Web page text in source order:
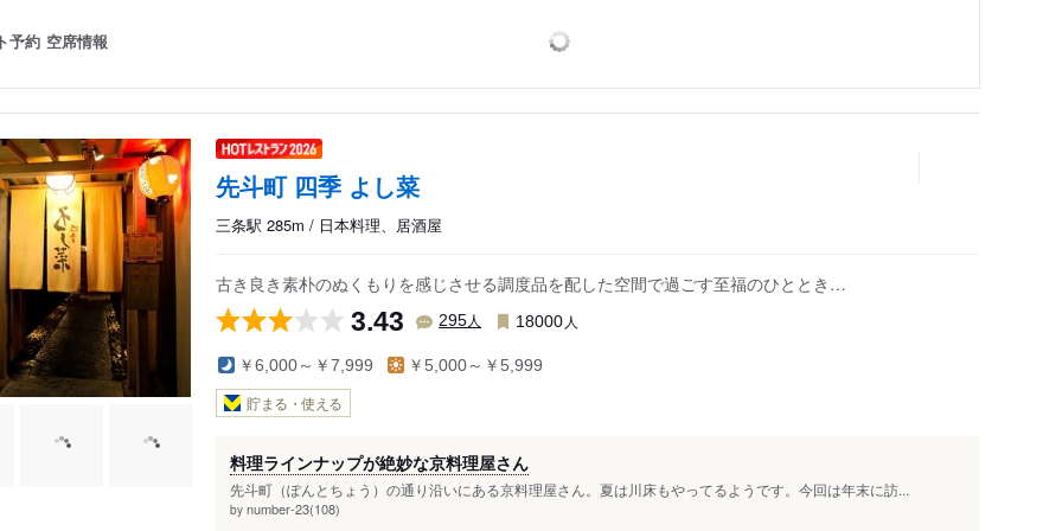
予約 空席情報
先斗町 四季 よし菜
三条駅 285m / 日本料理、居酒屋
古き良き素朴のぬくもりを感じさせる調度品を配した空間で過ごす至福のひととき…
3.43 295人 18000 人
￥6,000～￥7,999 ￥5,000～￥5,999
貯まる・使える
料理ラインナップが絶妙な京料理屋さん
先斗町（ぽんとちょう）の通り沿いにある京料理屋さん。夏は川床もやってるようです。今回は年末に訪...
by number-23(108)